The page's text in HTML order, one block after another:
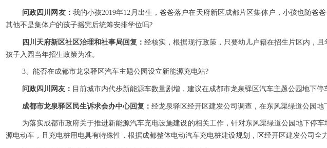
问政四川网友： 我的小孩2019年12月出生，爸爸落户在天府新区成都片区集体户，小孩也随
其他不是集体户的孩子摇完后统筹安排学位吗?
四川天府新区社区治理和社事局回复：经核实，根据现行政策，只要幼儿户籍在招生片区内，
孩子入园当年招生政策为准。
3、能否在成都市龙泉驿区汽车主题公园设立新能源充电站?
问政四川网友： 目前城市内代步新能源车数量剧增，建议在成都市龙泉驿区汽车主题公园地下
成都市龙泉驿区民生诉求会办中心回复： 经龙泉驿区经开区建发公司调查，在东风渠绿道公园地
为落实成都市政府关于推进新能源汽车充电设施建设的相关工作，针对东风渠绿道公园地下停
源电动车，且充电桩用电具有特殊性，根据成都整体电动汽车充电桩建设规划，区经开区建发公司全